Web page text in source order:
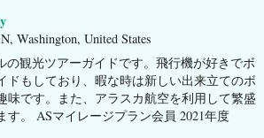
Washington, United States
の観光ツアーガイドです。飛行機が好きでボ
ドもしており、暇な時は新しい出来立てのボ
味です。また、アラスカ航空を利用して繁盛
す。 ASマイレージプラン会員 2021年度